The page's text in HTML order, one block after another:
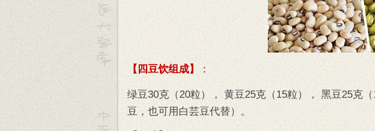
【四豆饮组成】 ：
绿豆30克（20粒）， 黄豆25克（15粒）， 黑豆25克
豆，也可用白芸豆代替）。